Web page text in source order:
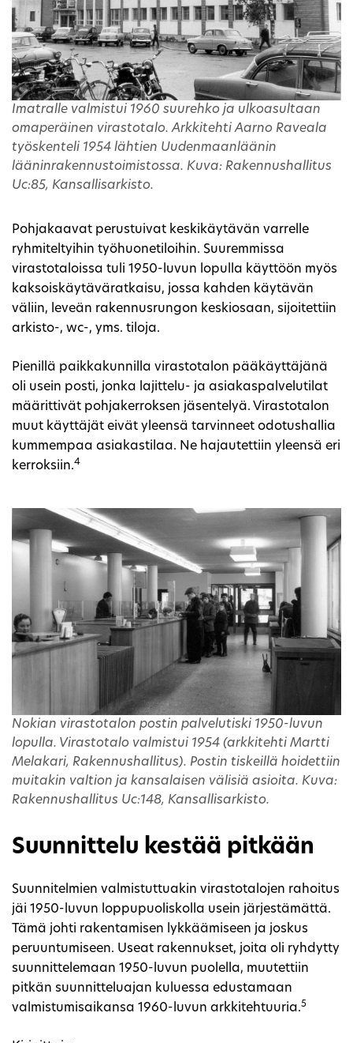
Imatralle valmistui 1960 suurehko ja ulkoasultaan
omaperäinen virastotalo. Arkkitehti Aarno Raveala
työskenteli 1954 lähtien Uudenmaanläänin
lääninrakennustoimistossa. Kuva: Rakennushallitus
Uc:85, Kansallisarkisto.
Pohjakaavat perustuivat keskikäytävän varrelle
ryhmiteltyihin työhuonetiloihin. Suuremmissa
virastotaloissa tuli 1950-luvun lopulla käyttöön myös
kaksoiskäytäväratkaisu, jossa kahden käytävän
väliin, leveän rakennusrungon keskiosaan, sijoitettiin
arkisto-, wc-, yms. tiloja.
Pienillä paikkakunnilla virastotalon pääkäyttäjänä
oli usein posti, jonka lajittelu- ja asiakaspalvelutilat
määrittivät pohjakerroksen jäsentelyä. Virastotalon
muut käyttäjät eivät yleensä tarvinneet odotushallia
kummempaa asiakastilaa. Ne hajautettiin yleensä eri
kerroksiin.4
Nokian virastotalon postin palvelutiski 1950-luvun
lopulla. Virastotalo valmistui 1954 (arkkitehti Martti
Melakari, Rakennushallitus). Postin tiskeillä hoidettiin
muitakin valtion ja kansalaisen välisiä asioita. Kuva:
Rakennushallitus Uc:148, Kansallisarkisto.
Suunnittelu kestää pitkään
Suunnitelmien valmistuttuakin virastotalojen rahoitus
jäi 1950-luvun loppupuoliskolla usein järjestämättä.
Tämä johti rakentamisen lykkäämiseen ja joskus
peruuntumiseen. Useat rakennukset, joita oli ryhdytty
suunnittelemaan 1950-luvun puolella, muutettiin
pitkän suunnitteluajan kuluessa edustamaan
valmistumisaikansa 1960-luvun arkkitehtuuria.5